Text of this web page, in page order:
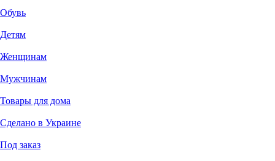
Обувь
Детям
Женщинам
Мужчинам
Товары для дома
Сделано в Украине
Под заказ